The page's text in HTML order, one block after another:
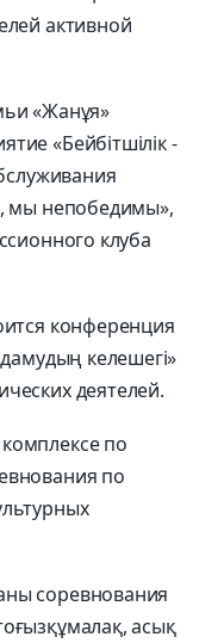
активной
«Жанұя»
«Бейбітшілік -
мы непобедимы»,
клуба
конференция
келешегі»
деятелей.
по
по
соревнования
асық